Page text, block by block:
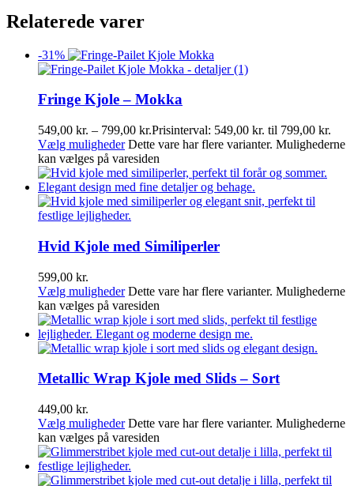
Relaterede varer
-31%
Fringe Kjole – Mokka
549,00 kr. – 799,00 kr.Prisinterval: 549,00 kr. til 799,00 kr.
Vælg muligheder Dette vare har flere varianter. Mulighederne
kan vælges på varesiden
Hvid Kjole med Similiperler
599,00 kr.
Vælg muligheder Dette vare har flere varianter. Mulighederne
kan vælges på varesiden
Metallic Wrap Kjole med Slids – Sort
449,00 kr.
Vælg muligheder Dette vare har flere varianter. Mulighederne
kan vælges på varesiden